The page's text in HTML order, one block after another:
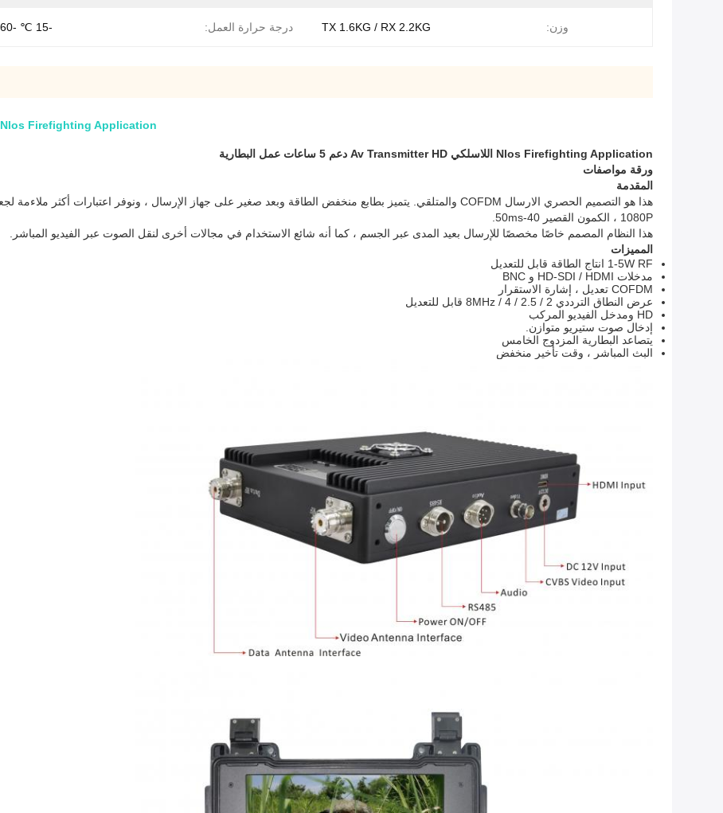
وزن: TX 1.6KG / RX 2.2KG درجة حرارة العمل: -15 ℃ -60 ℃
Nlos Firefighting Application اللاسلكي Av Transmitter HD دعم 5 ساعات عمل البطارية
Nlos Firefighting Application اللاسلكي Av Transmitter HD دعم 5 ساعات عمل البطارية
ورقة مواصفات
المقدمة
1080P ، الكمون القصير 40-50ms.
هذا النظام المصمم خاصًا مخصصًا للإرسال بعيد المدى عبر الجسم ، كما أنه شائع الاستخدام في مجالات أخرى لنقل الصوت عبر الفيديو المباشر.
المميزات
1-5W RF انتاج الطاقة قابل للتعديل
مدخلات HD-SDI / HDMI و BNC
COFDM تعديل ، إشارة الاستقرار
عرض النطاق الترددي 2 / 2.5 / 4 / 8MHz قابل للتعديل
HD ومدخل الفيديو المركب
إدخال صوت ستيريو متوازن.
يتصاعد البطارية المزدوج الخامس
البث المباشر ، وقت تأخير منخفض